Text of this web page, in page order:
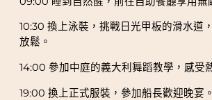
10:30 換上泳裝，挑戰日光甲板的滑水道
放鬆。
14:00 參加中庭的義大利舞蹈教學，感受
19:00 換上正式服裝，參加船長歡迎晚宴。